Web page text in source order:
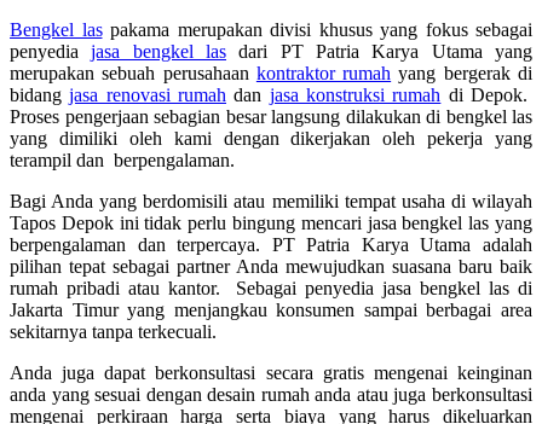
Bengkel laspakama merupakan divisi khusus yang fokus sebagai
penyediajasa bengkel las dari PT Patria Karya Utama yang
merupakan sebuah perusahaan kontraktor rumah yang bergerak di
bidangjasa renovasi rumah dan jasa konstruksi rumah di Depok.
Proses pengerjaan sebagian besar langsung dilakukan di bengkel las
yang dimiliki oleh kami dengan dikerjakan oleh pekerja yang
terampil dan berpengalaman.
Bagi Anda yang berdomisili atau memiliki tempat usaha di wilayah
Tapos Depok ini tidak perlu bingung mencari jasa bengkel las yang
berpengalaman dan terpercaya. PT Patria Karya Utama adalah
pilihan tepat sebagai partner Anda mewujudkan suasana baru baik
rumah pribadi atau kantor. Sebagai penyedia jasa bengkel las di
Jakarta Timur yang menjangkau konsumen sampai berbagai area
sekitarnya tanpa terkecuali.
Anda juga dapat berkonsultasi secara gratis mengenai keinginan
anda yang sesuai dengan desain rumah anda atau juga berkonsultasi
mengenai perkiraan harga serta biaya yang harus dikeluarkan